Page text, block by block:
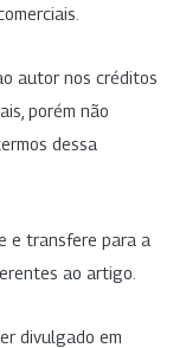
autor nos créditos
porém não
dessa
e transfere para a
ao artigo.
divulgado em